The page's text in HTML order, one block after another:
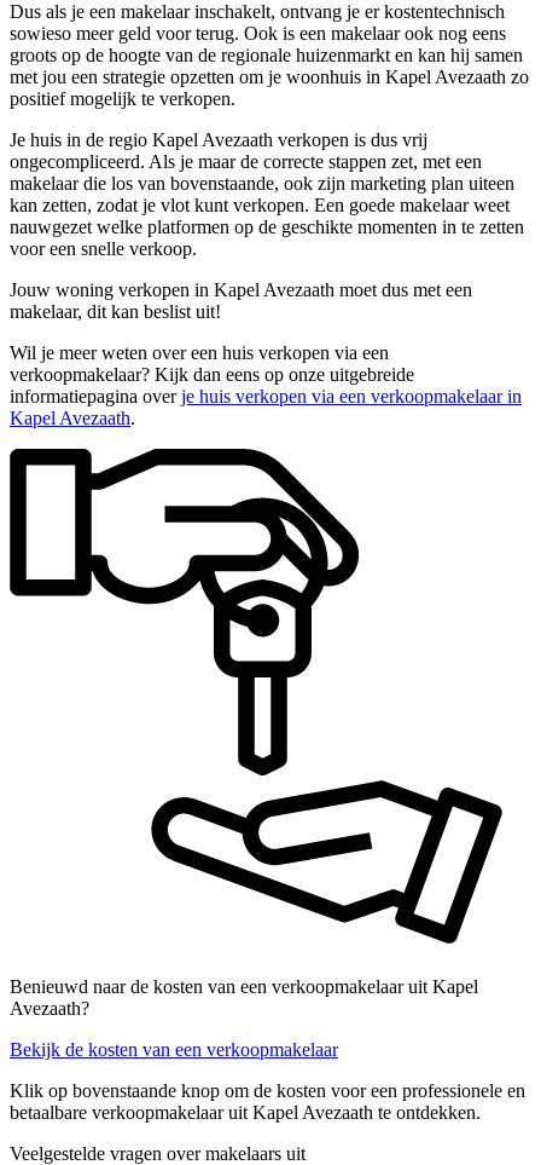
Dus als je een makelaar inschakelt, ontvang je er kostentechnisch
sowieso meer geld voor terug. Ook is een makelaar ook nog eens
groots op de hoogte van de regionale huizenmarkt en kan hij samen
met jou een strategie opzetten om je woonhuis in Kapel Avezaath zo
positief mogelijk te verkopen.
Je huis in de regio Kapel Avezaath verkopen is dus vrij
ongecompliceerd. Als je maar de correcte stappen zet, met een
makelaar die los van bovenstaande, ook zijn marketing plan uiteen
kan zetten, zodat je vlot kunt verkopen. Een goede makelaar weet
nauwgezet welke platformen op de geschikte momenten in te zetten
voor een snelle verkoop.
Jouw woning verkopen in Kapel Avezaath moet dus met een
makelaar, dit kan beslist uit!
Wil je meer weten over een huis verkopen via een
verkoopmakelaar? Kijk dan eens op onze uitgebreide
informatiepagina overje huis verkopen via een verkoopmakelaar in
Kapel Avezaath.
Benieuwd naar de kosten van een verkoopmakelaar uit Kapel
Avezaath?
Bekijk de kosten van een verkoopmakelaar
Klik op bovenstaande knop om de kosten voor een professionele en
betaalbare verkoopmakelaar uit Kapel Avezaath te ontdekken.
Veelgestelde vragen over makelaars uit